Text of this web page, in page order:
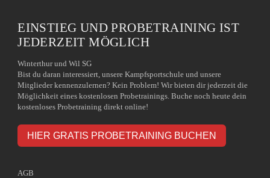
EINSTIEG UND PROBETRAINING IST
JEDERZEIT MÖGLICH
Winterthur und Wil SG
Bist du daran interessiert, unsere Kampfsportschule und unsere
Mitglieder kennenzulernen? Kein Problem! Wir bieten dir jederzeit die
Möglichkeit eines kostenlosen Probetrainings. Buche noch heute dein
kostenloses Probetraining direkt online!
HIER GRATIS PROBETRAINING BUCHEN
AGB